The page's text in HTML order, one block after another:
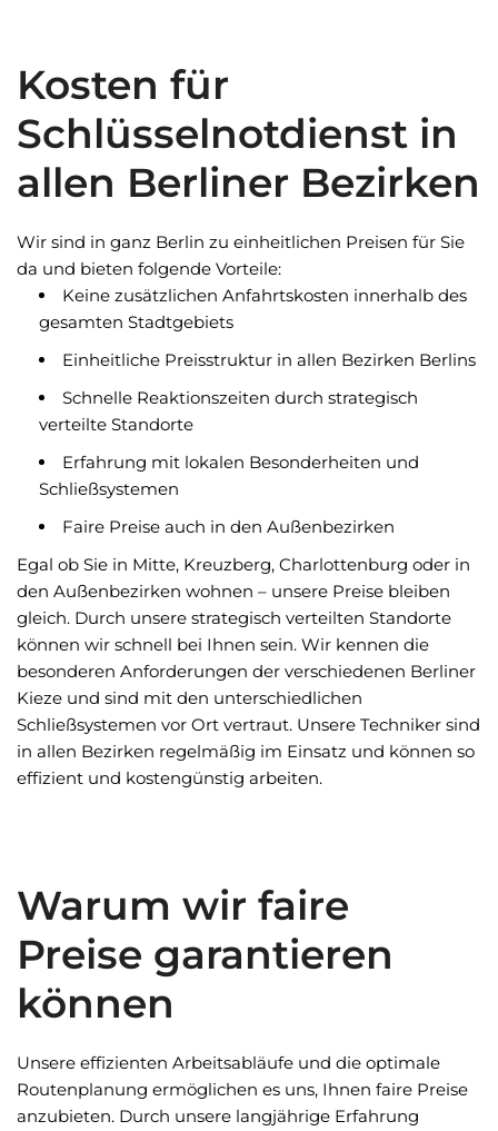
Kosten für
Schlüsselnotdienst in
allen Berliner Bezirken
Wir sind in ganz Berlin zu einheitlichen Preisen für Sie
da und bieten folgende Vorteile:
Keine zusätzlichen Anfahrtskosten innerhalb des
gesamten Stadtgebiets
Einheitliche Preisstruktur in allen Bezirken Berlins
Schnelle Reaktionszeiten durch strategisch
verteilte Standorte
Erfahrung mit lokalen Besonderheiten und
Schließsystemen
Faire Preise auch in den Außenbezirken
Egal ob Sie in Mitte, Kreuzberg, Charlottenburg oder in
den Außenbezirken wohnen – unsere Preise bleiben
gleich. Durch unsere strategisch verteilten Standorte
können wir schnell bei Ihnen sein. Wir kennen die
besonderen Anforderungen der verschiedenen Berliner
Kieze und sind mit den unterschiedlichen
Schließsystemen vor Ort vertraut. Unsere Techniker sind
in allen Bezirken regelmäßig im Einsatz und können so
effizient und kostengünstig arbeiten.
Warum wir faire
Preise garantieren
können
Unsere effizienten Arbeitsabläufe und die optimale
Routenplanung ermöglichen es uns, Ihnen faire Preise
anzubieten. Durch unsere langjährige Erfahrung